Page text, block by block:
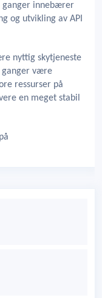
ganger innebærer
og utvikling av API
nyttig skytjeneste
ganger være
ressurser på
en meget stabil